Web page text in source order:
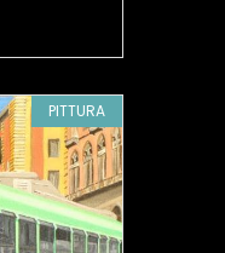
PITTURA